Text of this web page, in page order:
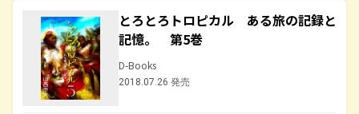
とろとろトロピカル ある旅の記録と
記憶。 第5巻
D-Books
2018.07.26 発売